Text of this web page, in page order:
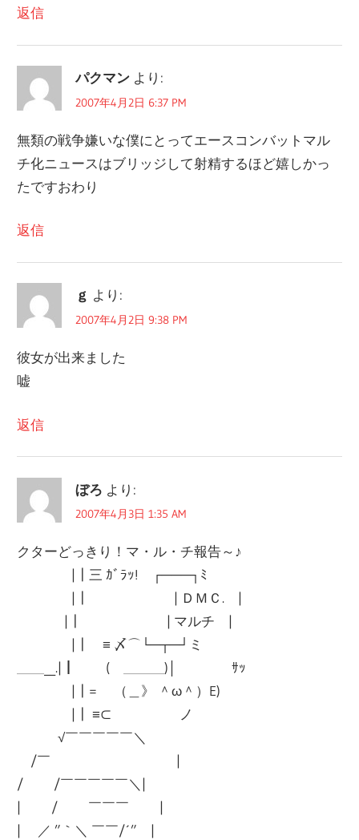
返信
パクマン より:
2007年4月2日 6:37 PM
無類の戦争嫌いな僕にとってエースコンバットマル
チ化ニュースはブリッジして射精するほど嬉しかっ
たですおわり
返信
ｇ より:
2007年4月2日 9:38 PM
彼女が出来ました
嘘
返信
ぼろ より:
2007年4月3日 1:35 AM
クターどっきり！マ・ル・チ報告～♪
|┃三 ｶﾞﾗｯ! ┌───┐ﾐ
|┃ | ＤＭＣ. |
|┃ | マルチ |
|┃ ≡ 〆⌒└─┬─┘ミ
＿＿__.|┃ ( ＿＿＿)│ ｻｯ
|┃= （＿》 ＾ω＾）E)
|┃ ≡⊂ ノ
√￣￣￣￣￣＼
/￣ |
/ /￣￣￣￣￣＼|
| / ￣￣￣ |
| ／ ”｀＼ ￣￣/´” |